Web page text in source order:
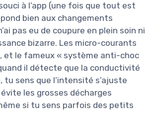
à l’app (une fois que tout est
bien aux changements
pas eu de coupure en plein soin ni
bizarre. Les micro-courants
et le fameux « système anti-choc
il détecte que la conductivité
tu sens que l’intensité s’ajuste
les grosses décharges
si tu sens parfois des petits